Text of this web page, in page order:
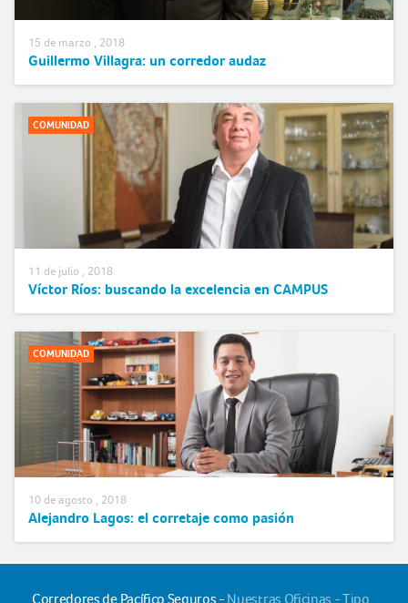
15 de marzo , 2018
Guillermo Villagra: un corredor audaz
COMUNIDAD
11 de julio , 2018
Víctor Ríos: buscando la excelencia en CAMPUS
COMUNIDAD
10 de agosto , 2018
Alejandro Lagos: el corretaje como pasión
Corredores de Pacífico Seguros - Nuestras Oficinas - Tipo